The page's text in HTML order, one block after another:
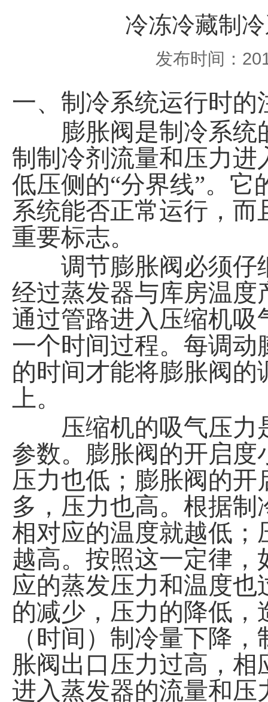
冷冻冷藏制
发布时间：
一、制冷系统运行时的
膨胀阀是制冷系统
制制冷剂流量和压力
低压侧的“分界线”。
系统能否正常运行，
重要标志。
调节膨胀阀必须仔
经过蒸发器与库房温
通过管路进入压缩机
一个时间过程。每调动
的时间才能将膨胀阀
上。
压缩机的吸气压力
参数。膨胀阀的开启
压力也低；膨胀阀的
多，压力也高。根据
相对应的温度就越低
越高。按照这一定律
应的蒸发压力和温度
的减少，压力的降低
（时间）制冷量下降
胀阀出口压力过高，
进入蒸发器的流量和